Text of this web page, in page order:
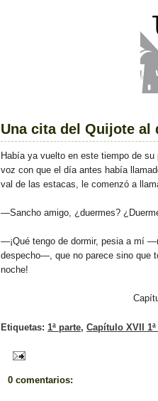
Una cita del Quijote al
Había ya vuelto en este tiempo de
voz con que el día antes había
val de las estacas, le comenzó a
—Sancho amigo, ¿duermes?
—¡Qué tengo de dormir, pesia a mí
despecho—, que no parece sino que
noche!
Etiquetas: 1ª parte, Capítulo XVII
0 comentarios: